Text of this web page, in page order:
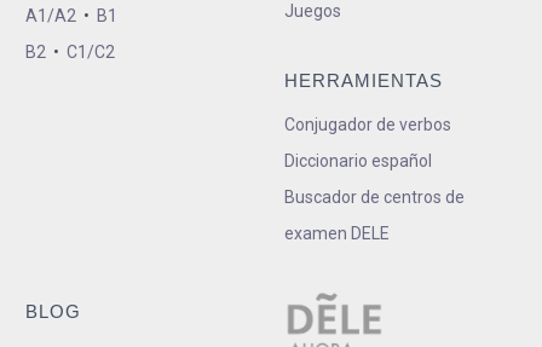
A1/A2 • B1
B2 • C1/C2
Juegos
HERRAMIENTAS
Conjugador de verbos
Diccionario español
Buscador de centros de
examen DELE
BLOG